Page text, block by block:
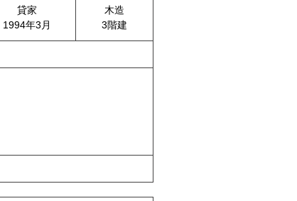
貸家
1994年3月
木造
3階建